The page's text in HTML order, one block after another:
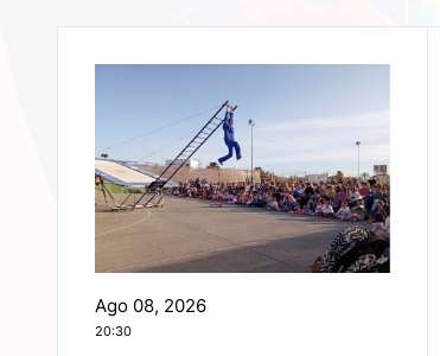
Ago 08, 2026
20:30